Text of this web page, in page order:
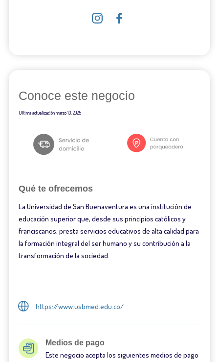
Conoce este negocio
Última actualizaciónmarzo 13, 2025
Qué te ofrecemos
La Universidad de San Buenaventura es una institución de
educación superior que, desde sus principios católicos y
franciscanos, presta servicios educativos de alta calidad para
la formación integral del ser humano y su contribución a la
transformación de la sociedad.
https://www.usbmed.edu.co/
Medios de pago
Este negocio acepta los siguientes medios de pago